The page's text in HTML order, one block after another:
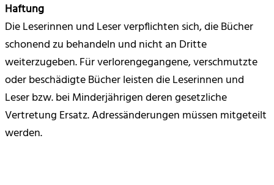
Haftung
Die Leserinnen und Leser verpflichten sich, die Bücher
schonend zu behandeln und nicht an Dritte
weiterzugeben. Für verlorengegangene, verschmutzte
oder beschädigte Bücher leisten die Leserinnen und
Leser bzw. bei Minderjährigen deren gesetzliche
Vertretung Ersatz. Adressänderungen müssen mitgeteilt
werden.